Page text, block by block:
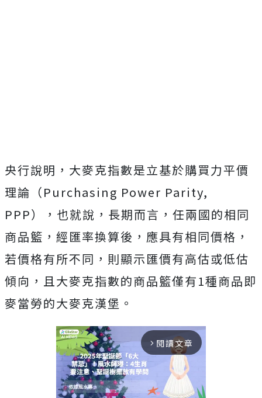
央行說明，大麥克指數是立基於購買力平價
理論（Purchasing Power Parity,
PPP），也就說，長期而言，任兩國的相同
商品籃，經匯率換算後，應具有相同價格，
若價格有所不同，則顯示匯價有高估或低估
傾向，且大麥克指數的商品籃僅有1種商品即
麥當勞的大麥克漢堡。
arrow_forward_ios 閱讀文章